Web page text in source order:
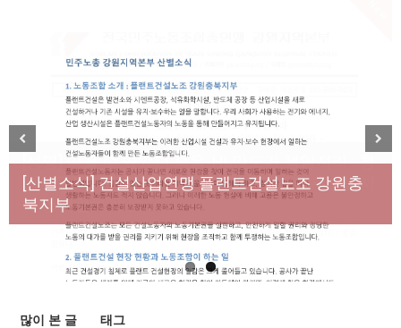
[성명] 막을 수 있었던 죽음, HL만도가 책임져라 : 청
년노동자 사망사고의 철저한 진상규명과 재발방지
대책 마련하라
[산별소식] 건설산업연맹 플랜트건설노조 강원충
북지부
Previous Next
많이 본 글 태그